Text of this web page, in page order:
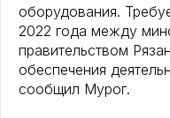
оборудования.
2022 года между
правительством
обеспечения
сообщил Мурог.